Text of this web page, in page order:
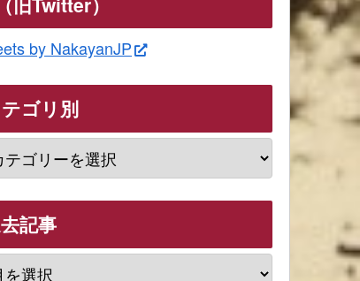
by NakayanJP
ゴリ別
記事